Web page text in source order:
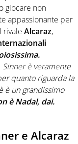
giocare non
appassionante per
rivale Alcaraz,
Sinner è veramente
quanto riguarda la
è un grandissimo
è Nadal, dai.
e Alcaraz